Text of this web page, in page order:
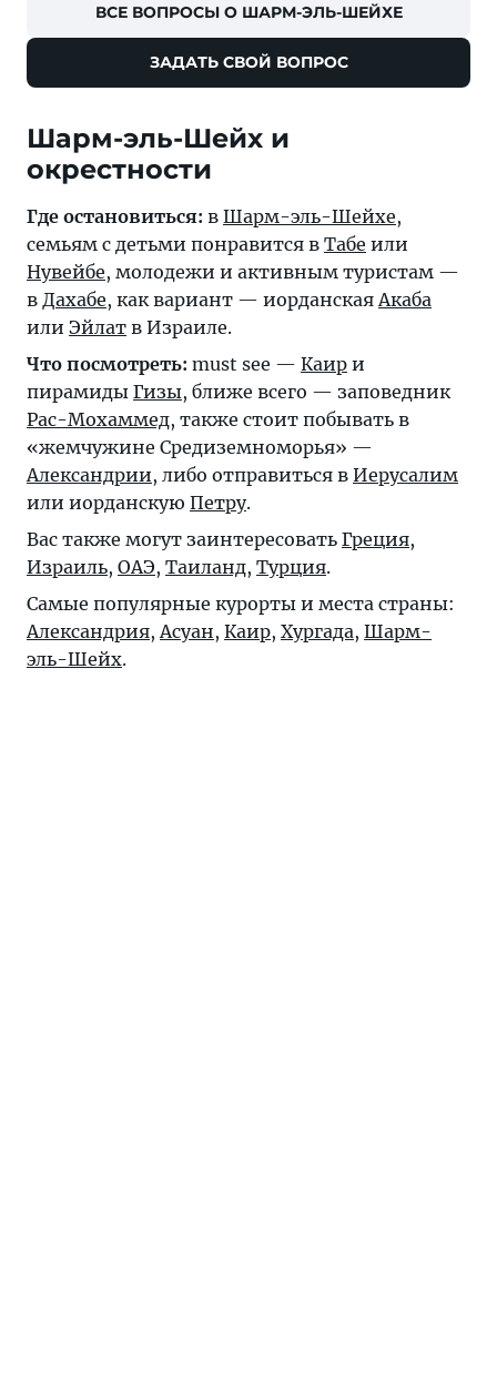
ВСЕ ВОПРОСЫ О ШАРМ-ЭЛЬ-ШЕЙХЕ
ЗАДАТЬ СВОЙ ВОПРОС
Шарм-эль-Шейх и
окрестности
Где остановиться: в Шарм-эль-Шейхе,
семьям с детьми понравится в Табе или
Нувейбе, молодежи и активным туристам —
в Дахабе, как вариант — иорданская Акаба
или Эйлат в Израиле.
Что посмотреть: must see — Каир и
пирамиды Гизы, ближе всего — заповедник
Рас-Мохаммед, также стоит побывать в
«жемчужине Средиземноморья» —
Александрии, либо отправиться в Иерусалим
или иорданскую Петру.
Вас также могут заинтересовать Греция,
Израиль, ОАЭ, Таиланд, Турция.
Самые популярные курорты и места страны:
Александрия, Асуан, Каир, Хургада, Шарм-
эль-Шейх.